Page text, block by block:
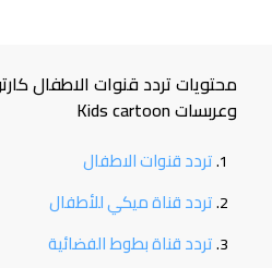
وعربسات Kids cartoon
تردد قنوات الاطفال
تردد قناة ميكي للأطفال
تردد قناة بطوط الفضائية